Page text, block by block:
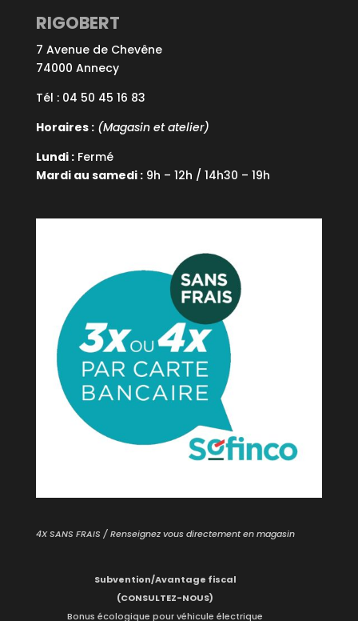
RIGOBERT
7 Avenue de Chevêne
74000 Annecy
Tél : 04 50 45 16 83
Horaires :(Magasin et atelier)
Lundi :Fermé
Mardi au samedi :9h – 12h / 14h30 – 19h
4X SANS FRAIS / Renseignez vous directement en magasin
Subvention/Avantage fiscal
(CONSULTEZ-NOUS)
Bonus écologique pour véhicule électrique